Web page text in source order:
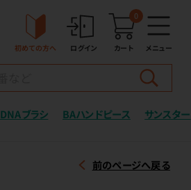
初めての方へ ログイン カート
0
メニュー
DNAブラシ BAハンドピース サンスター
前のページへ戻る